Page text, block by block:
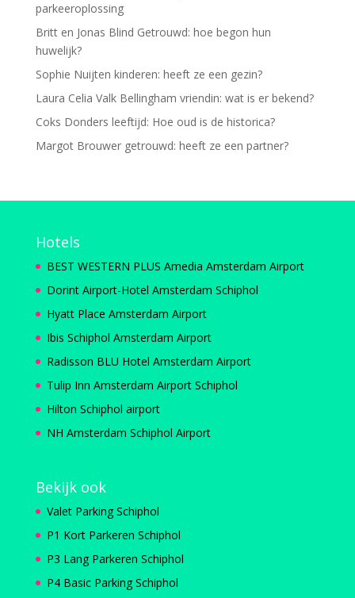
parkeeroplossing
Britt en Jonas Blind Getrouwd: hoe begon hun
huwelijk?
Sophie Nuijten kinderen: heeft ze een gezin?
Laura Celia Valk Bellingham vriendin: wat is er bekend?
Coks Donders leeftijd: Hoe oud is de historica?
Margot Brouwer getrouwd: heeft ze een partner?
Hotels
BEST WESTERN PLUS Amedia Amsterdam Airport
Dorint Airport-Hotel Amsterdam Schiphol
Hyatt Place Amsterdam Airport
Ibis Schiphol Amsterdam Airport
Radisson BLU Hotel Amsterdam Airport
Tulip Inn Amsterdam Airport Schiphol
Hilton Schiphol airport
NH Amsterdam Schiphol Airport
Bekijk ook
Valet Parking Schiphol
P1 Kort Parkeren Schiphol
P3 Lang Parkeren Schiphol
P4 Basic Parking Schiphol